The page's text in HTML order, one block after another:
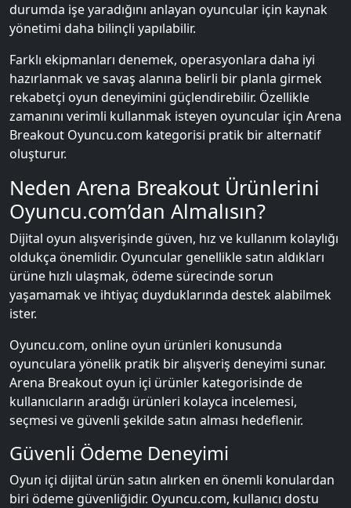
durumda işe yaradığını anlayan oyuncular için kaynak
yönetimi daha bilinçli yapılabilir.
Farklı ekipmanları denemek, operasyonlara daha iyi
hazırlanmak ve savaş alanına belirli bir planla girmek
rekabetçi oyun deneyimini güçlendirebilir. Özellikle
zamanını verimli kullanmak isteyen oyuncular için Arena
Breakout Oyuncu.com kategorisi pratik bir alternatif
oluşturur.
Neden Arena Breakout Ürünlerini
Oyuncu.com’dan Almalısın?
Dijital oyun alışverişinde güven, hız ve kullanım kolaylığı
oldukça önemlidir. Oyuncular genellikle satın aldıkları
ürüne hızlı ulaşmak, ödeme sürecinde sorun
yaşamamak ve ihtiyaç duyduklarında destek alabilmek
ister.
Oyuncu.com, online oyun ürünleri konusunda
oyunculara yönelik pratik bir alışveriş deneyimi sunar.
Arena Breakout oyun içi ürünler kategorisinde de
kullanıcıların aradığı ürünleri kolayca incelemesi,
seçmesi ve güvenli şekilde satın alması hedeflenir.
Güvenli Ödeme Deneyimi
Oyun içi dijital ürün satın alırken en önemli konulardan
biri ödeme güvenliğidir. Oyuncu.com, kullanıcı dostu